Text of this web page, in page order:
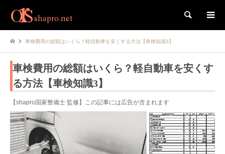
検索
車検費用の総額はいくら？軽自動車を安くする方法【車検知識3】
車検費用の総額はいくら？軽自動車を安くす
る方法【車検知識3】
【shapro国家整備士 監修】この記事には広告が含まれます